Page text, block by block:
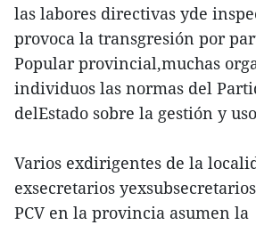
las labores directivas yde
provoca la transgresión por
Popular provincial,muchas
individuos las normas del
delEstado sobre la gestión y
Varios exdirigentes de la
exsecretarios
PCV en la provincia asumen la